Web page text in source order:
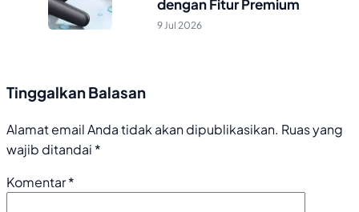
dengan Fitur Premium
9 Jul 2026
Tinggalkan Balasan
Alamat email Anda tidak akan dipublikasikan. Ruas yang
wajib ditandai *
Komentar*